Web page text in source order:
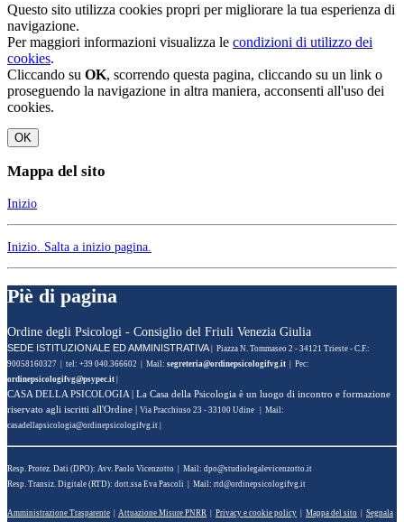
Questo sito utilizza cookies propri per migliorare la tua esperienza di
navigazione.
Per maggiori informazioni visualizza le condizioni di utilizzo dei
cookies.
Cliccando su OK, scorrendo questa pagina, cliccando su un link o
proseguendo la navigazione in altra maniera, acconsenti all'uso dei
cookies.
OK
Mappa del sito
Inizio
Inizio . Salta a inizio pagina.
Piè di pagina
Ordine degli Psicologi - Consiglio del Friuli Venezia Giulia
SEDE ISTITUZIONALE ED AMMINISTRATIVA
| Piazza N. Tommaseo 2 - 34121 Trieste - C.F.:
90058160327 | tel: +39 040.366602 | Mail: segreteria@ordinepsicologifvg.it | Pec:
ordinepsicologifvg@psypec.it
CASA DELLA PSICOLOGIA| La Casa della Psicologia è un luogo di incontro e formazione
riservato agli iscritti all'Ordine |
Via Pracchiuso 23 - 33100 Udine | Mail:
casadellapsicologia@ordinepsicologifvg.it
Resp. Protez. Dati (DPO): Avv. Paolo Vicenzotto | Mail: dpo@studiolegalevicenzotto.it
Resp. Transiz. Digitale (RTD): dott.ssa Eva Pascoli | Mail: rtd@ordinepsicologifvg.it
Amministrazione Trasparente Attuazione Misure PNRR Privacy e cookie policy Mappa del sito Segnala